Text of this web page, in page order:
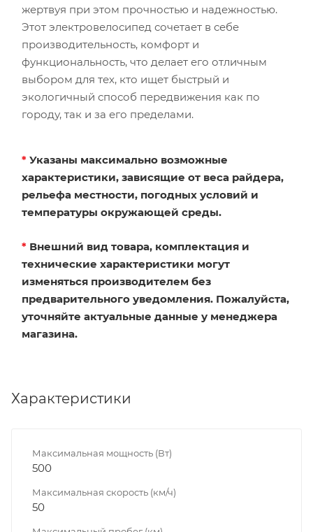
жертвуя при этом прочностью и надежностью.
Этот электровелосипед сочетает в себе
производительность, комфорт и
функциональность, что делает его отличным
выбором для тех, кто ищет быстрый и
экологичный способ передвижения как по
городу, так и за его пределами.
* Указаны максимально возможные
характеристики, зависящие от веса райдера,
рельефа местности, погодных условий и
температуры окружающей среды.
* Внешний вид товара, комплектация и
технические характеристики могут
изменяться производителем без
предварительного уведомления. Пожалуйста,
уточняйте актуальные данные у менеджера
магазина.
Характеристики
Максимальная мощность (Вт)
500
Максимальная скорость (км/ч)
50